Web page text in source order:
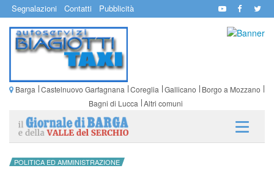
Segnalazioni Contatti Pubblicità
Barga Castelnuovo Garfagnana Coreglia Gallicano
Borgo a Mozzano
Bagni di Lucca Altri comuni
POLITICA ED AMMINISTRAZIONE